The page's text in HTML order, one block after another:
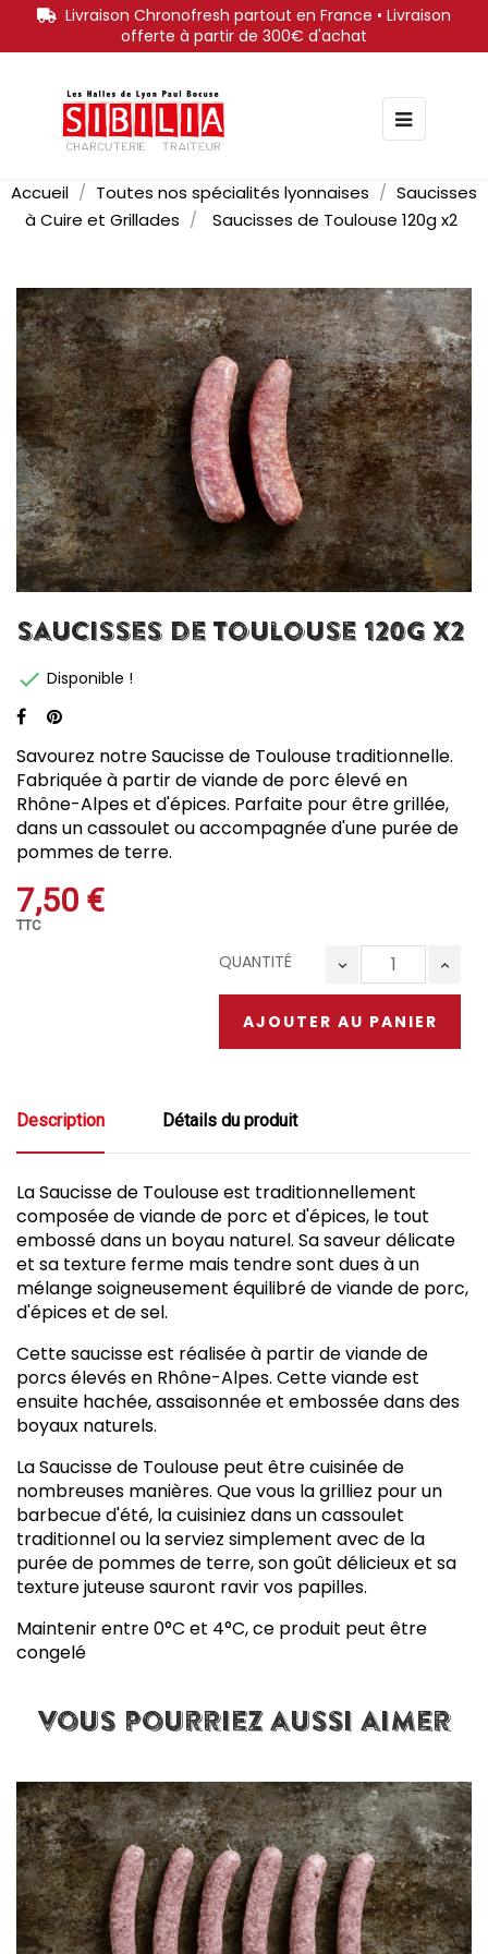
Livraison Chronofresh partout en France • Livraison
offerte à partir de 300€ d'achat
Basculer
la
☰
Accueil Toutes nos spécialités lyonnaises
Saucisses
à Cuire et Grillades
Saucisses de Toulouse 120g x2
Saucisses de Toulouse 120g x2
 Disponible !
Savourez notre Saucisse de Toulouse traditionnelle.
Fabriquée à partir de viande de porc élevé en
Rhône-Alpes et d'épices. Parfaite pour être grillée,
dans un cassoulet ou accompagnée d'une purée de
pommes de terre.
7,50 €
TTC
QUANTITÉ
AJOUTER AU PANIER
Description Détails du produit
La Saucisse de Toulouse est traditionnellement
composée de viande de porc et d'épices, le tout
embossé dans un boyau naturel. Sa saveur délicate
et sa texture ferme mais tendre sont dues à un
mélange soigneusement équilibré de viande de porc,
d'épices et de sel.
Cette saucisse est réalisée à partir de viande de
porcs élevés en Rhône-Alpes. Cette viande est
ensuite hachée, assaisonnée et embossée dans des
boyaux naturels.
La Saucisse de Toulouse peut être cuisinée de
nombreuses manières. Que vous la grilliez pour un
barbecue d'été, la cuisiniez dans un cassoulet
traditionnel ou la serviez simplement avec de la
purée de pommes de terre, son goût délicieux et sa
texture juteuse sauront ravir vos papilles.
Maintenir entre 0°C et 4°C, ce produit peut être
congelé
vous pourriez aussi aimer